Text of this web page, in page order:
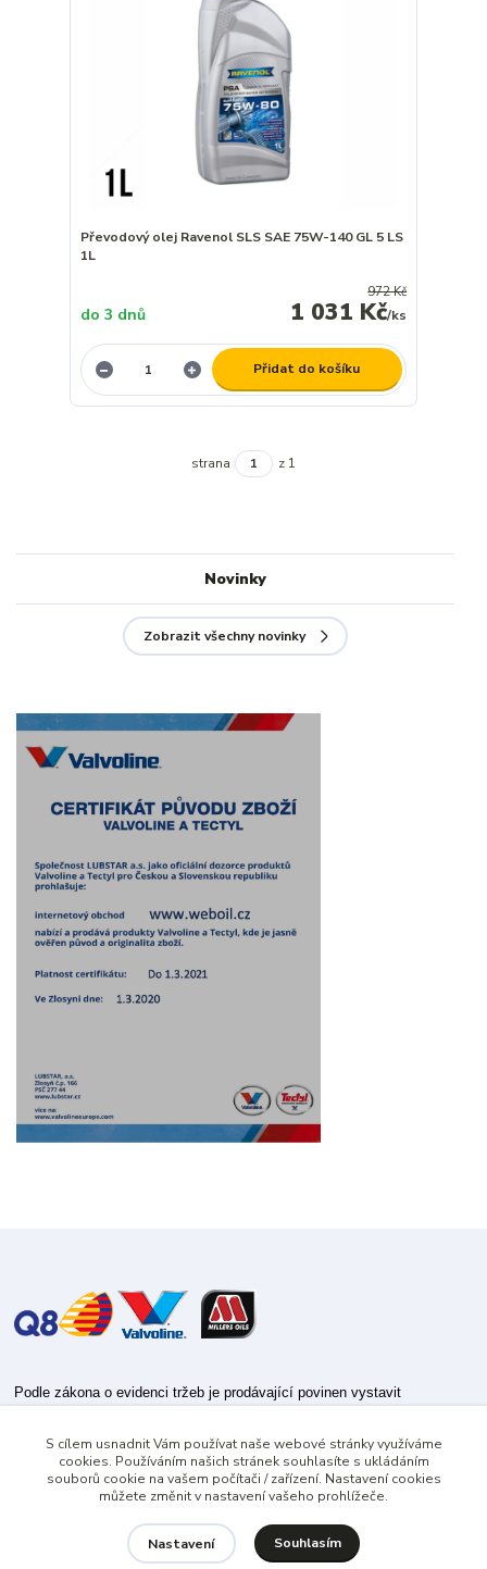
Převodový olej Ravenol SLS SAE 75W-140 GL 5 LS
1L
972 Kč
1 031 Kč/ks
do 3 dnů
Přidat do košíku
strana z 1
Novinky
Zobrazit všechny novinky
Podle zákona o evidenci tržeb je prodávající povinen vystavit
Zároveň je povinen zaevidovat přijatou tržbu u správce daně online; v
případě technického výpadku pak nejpozději do 48 hodin.
S cílem usnadnit Vám používat naše webové stránky využíváme
cookies. Používáním našich stránek souhlasíte s ukládáním
souborů cookie na vašem počítači / zařízení. Nastavení cookies
můžete změnit v nastavení vašeho prohlížeče.
Nastavení Souhlasím